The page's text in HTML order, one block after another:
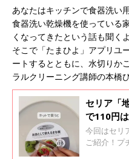
あなたはキッチンで食器洗い
食器洗い乾燥機を使っている
くなってきたという話も聞く
そこで「たまひよ」アプリユ
ートするとともに、水切りか
ラルクリーニング講師の本橋
セリア「
で110円
ッズ5選
今回はセリ
ご紹介！プ